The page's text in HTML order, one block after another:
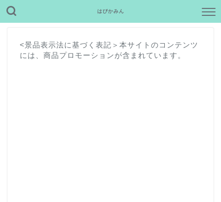
はぴかみん
<景品表示法に基づく表記＞本サイトのコンテンツ
には、商品プロモーションが含まれています。